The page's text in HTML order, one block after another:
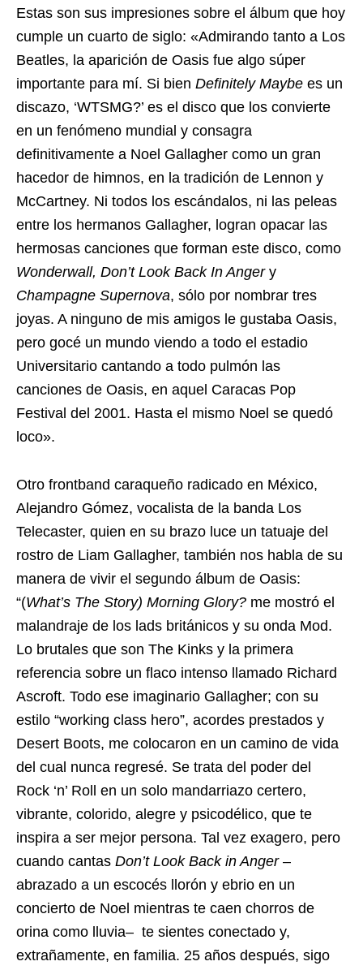
Estas son sus impresiones sobre el álbum que hoy
cumple un cuarto de siglo: «Admirando tanto a Los
Beatles, la aparición de Oasis fue algo súper
importante para mí. Si bien Definitely Maybe es un
discazo, ‘WTSMG?’ es el disco que los convierte
en un fenómeno mundial y consagra
definitivamente a Noel Gallagher como un gran
hacedor de himnos, en la tradición de Lennon y
McCartney. Ni todos los escándalos, ni las peleas
entre los hermanos Gallagher, logran opacar las
hermosas canciones que forman este disco, como
Wonderwall, Don’t Look Back In Angery
Champagne Supernova, sólo por nombrar tres
joyas. A ninguno de mis amigos le gustaba Oasis,
pero gocé un mundo viendo a todo el estadio
Universitario cantando a todo pulmón las
canciones de Oasis, en aquel Caracas Pop
Festival del 2001. Hasta el mismo Noel se quedó
loco».
Otro frontband caraqueño radicado en México,
Alejandro Gómez, vocalista de la banda Los
Telecaster, quien en su brazo luce un tatuaje del
rostro de Liam Gallagher, también nos habla de su
manera de vivir el segundo álbum de Oasis:
“(What’s The Story) Morning Glory? me mostró el
malandraje de los lads británicos y su onda Mod.
Lo brutales que son The Kinks y la primera
referencia sobre un flaco intenso llamado Richard
Ascroft. Todo ese imaginario Gallagher; con su
estilo “working class hero”, acordes prestados y
Desert Boots, me colocaron en un camino de vida
del cual nunca regresé. Se trata del poder del
Rock ‘n’ Roll en un solo mandarriazo certero,
vibrante, colorido, alegre y psicodélico, que te
inspira a ser mejor persona. Tal vez exagero, pero
cuando cantas Don’t Look Back in Anger–
abrazado a un escocés llorón y ebrio en un
concierto de Noel mientras te caen chorros de
orina como lluvia– te sientes conectado y,
extrañamente, en familia. 25 años después, sigo